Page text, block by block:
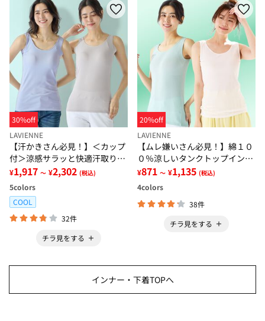
30%off
LAVIENNE
【汗かきさん必見！】＜カップ
付＞涼感サラッと快適汗取りタ
ンクトップインナー＜さらりラ
ボ＞
¥1,917 ～ ¥2,302 (税込)
5colors
COOL
32件
チラ見をする
20%off
LAVIENNE
【ムレ嫌いさん必見！】綿１０
０％涼しいタンクトップインナ
ー＜さらりラボ＞
¥871 ～ ¥1,135 (税込)
4colors
38件
チラ見をする
インナー・下着TOPへ